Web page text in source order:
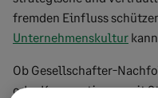
fremden Einfluss
Unternehmenskultur
Ob Gesellschafter-
oder Kooperationen mit